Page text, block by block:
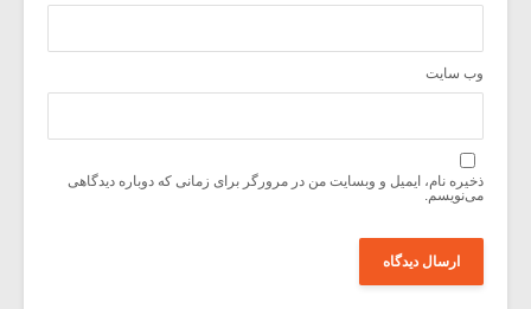
وب‌ سایت
ذخیره نام، ایمیل و وبسایت من در مرورگر برای زمانی که دوباره دیدگاهی
می‌نویسم.